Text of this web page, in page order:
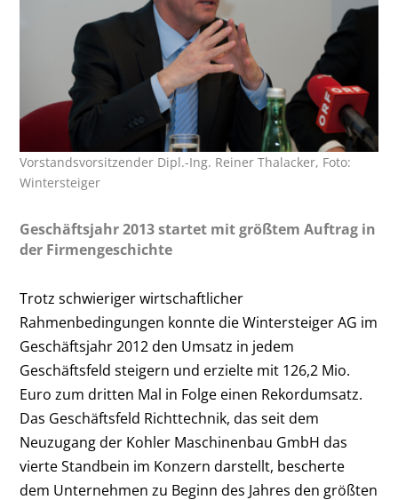
Vorstandsvorsitzender Dipl.-Ing. Reiner Thalacker, Foto:
Wintersteiger
Geschäftsjahr 2013 startet mit größtem Auftrag in
der Firmengeschichte
Trotz schwieriger wirtschaftlicher
Rahmenbedingungen konnte die Wintersteiger AG im
Geschäftsjahr 2012 den Umsatz in jedem
Geschäftsfeld steigern und erzielte mit 126,2 Mio.
Euro zum dritten Mal in Folge einen Rekordumsatz.
Das Geschäftsfeld Richttechnik, das seit dem
Neuzugang der Kohler Maschinenbau GmbH das
vierte Standbein im Konzern darstellt, bescherte
dem Unternehmen zu Beginn des Jahres den größten